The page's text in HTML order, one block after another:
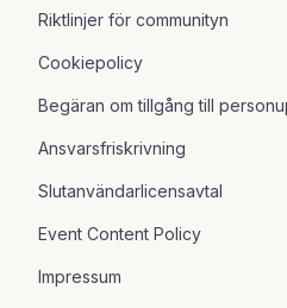
Riktlinjer för communityn
Cookiepolicy
Begäran om tillgång till
Ansvarsfriskrivning
Slutanvändarlicensavtal
Event Content Policy
Impressum